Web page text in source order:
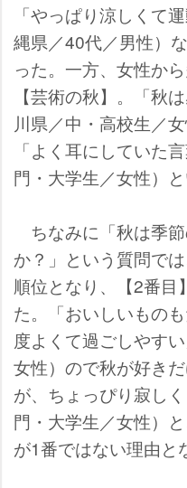
「やっぱり涼しくて
縄県／40代／男性）
った。一方、女性か
【芸術の秋】。「秋
川県／中・高校生／
「よく耳にしていた
門・大学生／女性）と
ちなみに「秋は季
か？」という質問で
順位となり、【2番目
た。「おいしいもの
度よくて過ごしやす
女性）ので秋が好き
が、ちょっぴり寂し
門・大学生／女性）
が1番ではない理由と